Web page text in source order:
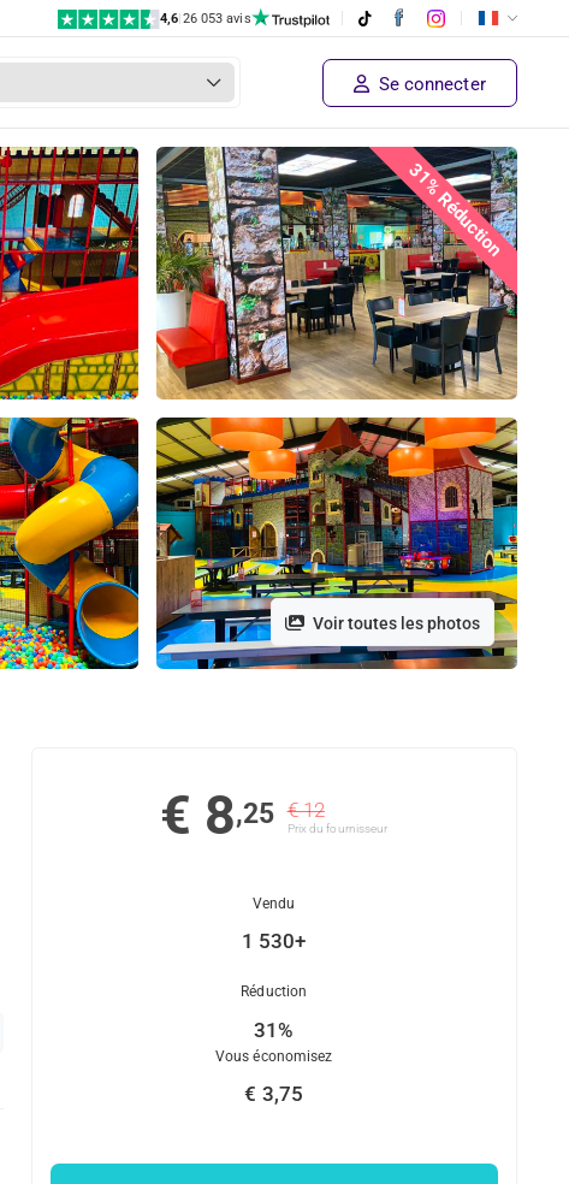
4,6|26 053 avis
Se connecter
31% Réduction
Voir toutes les photos
€ 8,25 € 12
Prix ​​du fournisseur
Vendu
1 530+
Réduction
31%
Vous économisez
€ 3,75